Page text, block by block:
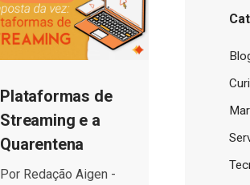
Plataformas de
Streaming e a
Quarentena
Por Redação Aigen -